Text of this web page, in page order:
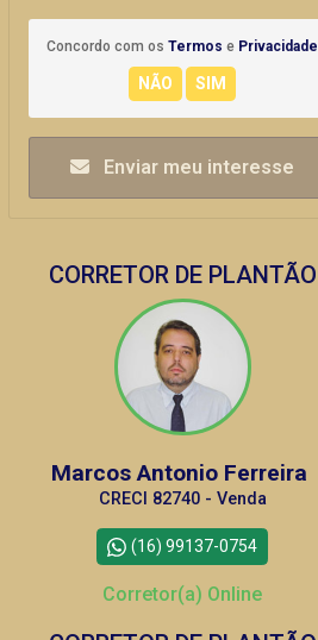
Concordo com os Termos e Privacidade
Enviar meu interesse
CORRETOR DE PLANTÃO
Marcos Antonio Ferreira
CRECI 82740 - Venda
(16) 99137-0754
Corretor(a) Online